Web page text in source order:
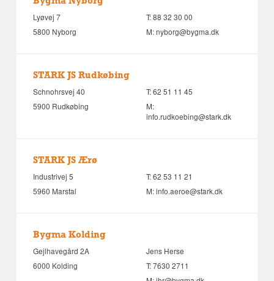
Lyøvej 7
5800 Nyborg
T:88 32 30 00
M:nyborg@bygma.dk
STARK JS Rudkøbing
Schnohrsvej 40
5900 Rudkøbing
T:62 51 11 45
M:
info.rudkoebing@stark.dk
STARK JS Ærø
Industrivej 5
5960 Marstal
T:62 53 11 21
M:info.aeroe@stark.dk
Bygma Kolding
Gejlhavegård 2A
6000 Kolding
Jens Herse
T:7630 2711